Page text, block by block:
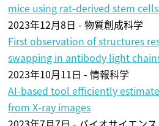
mice using rat-derived stem cells
2023年12月8日 - 物質創成科学
First observation of structures
swapping in antibody light
2023年10月11日 - 情報科学
AI-based tool efficiently
from X-ray images